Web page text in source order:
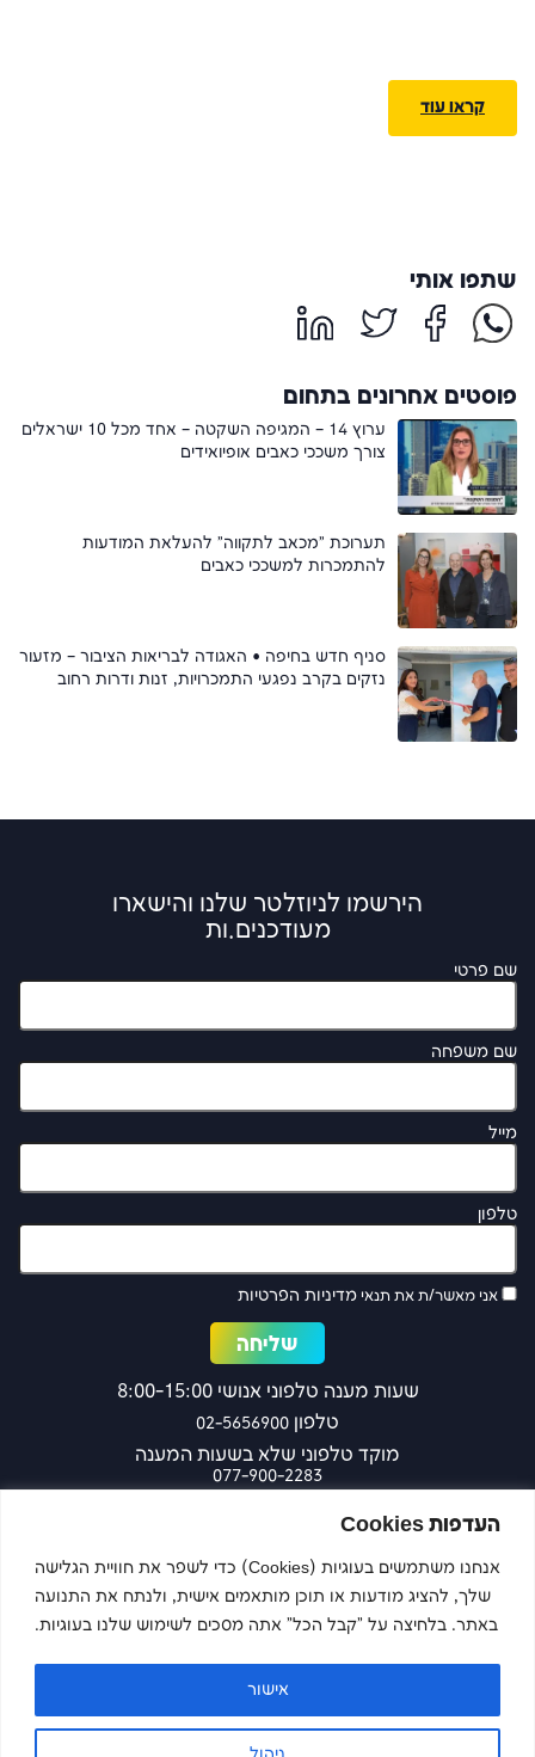
העדפות Cookies
אנחנו משתמשים בעוגיות (Cookies) כדי לשפר את חוויית הגלישה
שלך, להציג מודעות או תוכן מותאמים אישית, ולנתח את התנועה
באתר. בלחיצה על "קבל הכל" אתה מסכים לשימוש שלנו בעוגיות.
ניהול
אישור
קראו עוד
שתפו אותי
פוסטים אחרונים בתחום
ערוץ 14 – המגיפה השקטה – אחד מכל 10 ישראלים
צורך משככי כאבים אופיואידים
תערוכת "מכאב לתקווה" להעלאת המודעות
להתמכרות למשככי כאבים
סניף חדש בחיפה • האגודה לבריאות הציבור – מזעור
נזקים בקרב נפגעי התמכרויות, זנות ודרות רחוב
הירשמו לניוזלטר שלנו והישארו
מעודכנים.ות
שם פרטי
שם משפחה
מייל
טלפון
אני מאשר/ת את תנאי מדיניות הפרטיות
שעות מענה טלפוני אנושי 8:00-15:00
טלפון 02-5656900
מוקד טלפוני שלא בשעות המענה
077-900-2283
צרו קשר
Site byImaginet